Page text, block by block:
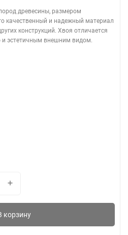
древесины, размером
качественный и надежный материал
конструкций. Хвоя отличается
и эстетичным внешним видом.
корзину